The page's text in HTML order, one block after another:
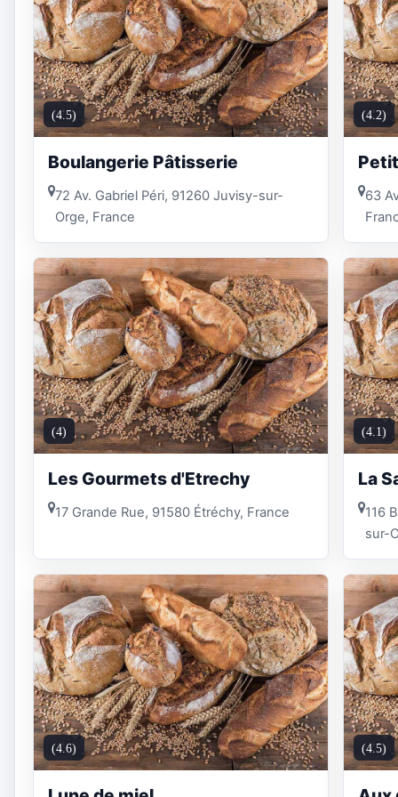
(4.5)
Boulangerie Pâtisserie
72 Av. Gabriel Péri, 91260 Juvisy-sur-
Orge, France
(4.2)
63
(4)
Les Gourmets d'Etrechy
17 Grande Rue, 91580 Étréchy, France
(4.1)
La
116
sur-
(4.6) (4.5)